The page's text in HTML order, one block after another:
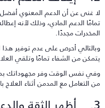
غنى عن أن الدعم المعنوي أفضل
الدعم المادي، وذلك لأنه
مجددًا.
أحرص على عدم توفير هذا
من الشفاء تمامًا وتلقي العلاج.
نفس الوقت وفر مجهوداتك
التعامل مع المدمن أثناء العلاج